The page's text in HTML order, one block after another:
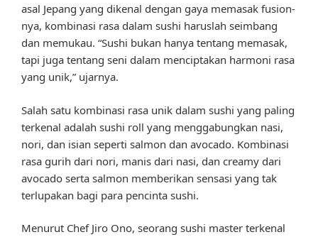
asal Jepang yang dikenal dengan gaya memasak fusion-
nya, kombinasi rasa dalam sushi haruslah seimbang
dan memukau. “Sushi bukan hanya tentang memasak,
tapi juga tentang seni dalam menciptakan harmoni rasa
yang unik,” ujarnya.
Salah satu kombinasi rasa unik dalam sushi yang paling
terkenal adalah sushi roll yang menggabungkan nasi,
nori, dan isian seperti salmon dan avocado. Kombinasi
rasa gurih dari nori, manis dari nasi, dan creamy dari
avocado serta salmon memberikan sensasi yang tak
terlupakan bagi para pencinta sushi.
Menurut Chef Jiro Ono, seorang sushi master terkenal